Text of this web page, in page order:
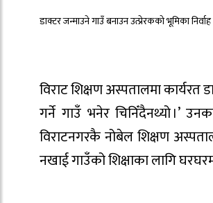
डाक्टर जन्माउने गाउँ बनाउन उत्प्रेरकको भूमिका
विराट शिक्षण अस्पतालमा कार्यरत
गर्ने गाउँ भनेर चिनिँदैनथ्यो ।’
विराटनगरकै नोबेल शिक्षण
नखाई गाउँको शिक्षाका लागि